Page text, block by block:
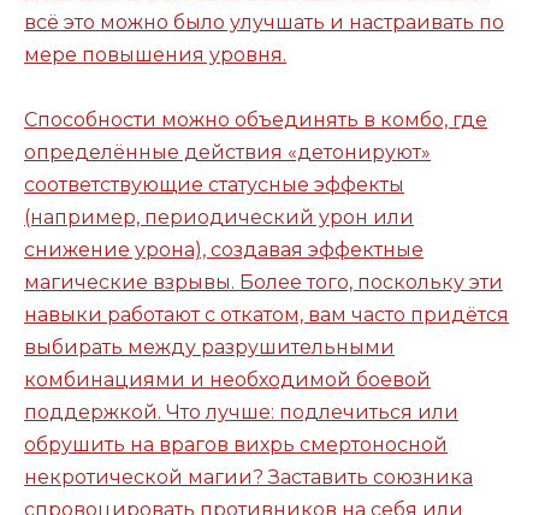
всё это можно было улучшать и настраивать по
мере повышения уровня.
Способности можно объединять в комбо, где
определённые действия «детонируют»
соответствующие статусные эффекты
(например, периодический урон или
снижение урона), создавая эффектные
магические взрывы. Более того, поскольку эти
навыки работают с откатом, вам часто придётся
выбирать между разрушительными
комбинациями и необходимой боевой
поддержкой. Что лучше: подлечиться или
обрушить на врагов вихрь смертоносной
некротической магии? Заставить союзника
спровоцировать противников на себя или